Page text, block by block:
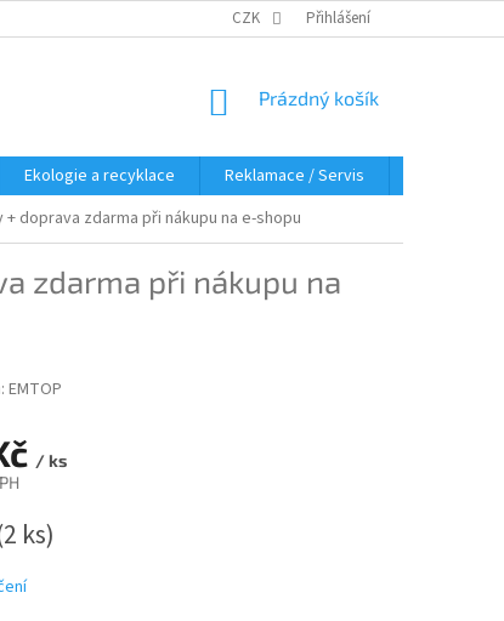
CZK Přihlášení
NÁKUPNÍ
Prázdný košík
Ekologie a recyklace Reklamace / Servis
+ doprava zdarma při nákupu na e-shopu
zdarma při nákupu na
EMTOP
/ ks
ks)